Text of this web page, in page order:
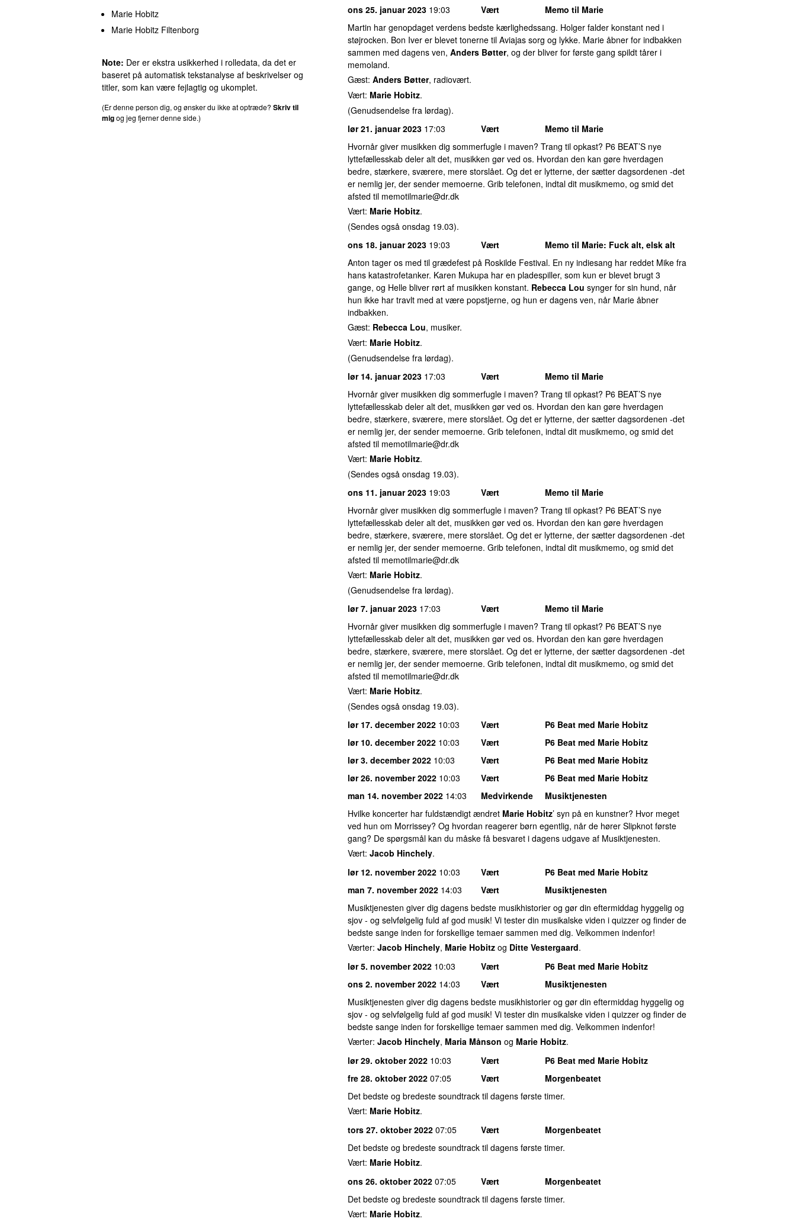
Marie Hobitz
Marie Hobitz Filtenborg
Note: Der er ekstra usikkerhed i rolledata, da det er
baseret på automatisk tekstanalyse af beskrivelser og
titler, som kan være fejlagtig og ukomplet.
(Er denne person dig, og ønsker du ikke at optræde? Skriv til
migog jeg fjerner denne side.)
ons 25. januar 2023 19:03 Vært
Memo til Marie
Martin har genopdaget verdens bedste kærlighedssang. Holger falder konstant ned i
støjrocken. Bon Iver er blevet tonerne til Aviajas sorg og lykke. Marie åbner for indbakken
sammen med dagens ven, Anders Bøtter, og der bliver for første gang spildt tårer i
memoland.
Gæst: Anders Bøtter, radiovært.
Vært: Marie Hobitz.
(Genudsendelse fra lørdag).
lør 21. januar 2023 17:03 Vært
Memo til Marie
Hvornår giver musikken dig sommerfugle i maven? Trang til opkast? P6 BEAT’S nye
lyttefællesskab deler alt det, musikken gør ved os. Hvordan den kan gøre hverdagen
bedre, stærkere, sværere, mere storslået. Og det er lytterne, der sætter dagsordenen -det
er nemlig jer, der sender memoerne. Grib telefonen, indtal dit musikmemo, og smid det
afsted til memotilmarie@dr.dk
Vært: Marie Hobitz.
(Sendes også onsdag 19.03).
ons 18. januar 2023 19:03 Vært Memo til Marie: Fuck alt, elsk alt
Anton tager os med til grædefest på Roskilde Festival. En ny indiesang har reddet Mike fra
hans katastrofetanker. Karen Mukupa har en pladespiller, som kun er blevet brugt 3
gange, og Helle bliver rørt af musikken konstant. Rebecca Lou synger for sin hund, når
hun ikke har travlt med at være popstjerne, og hun er dagens ven, når Marie åbner
indbakken.
Gæst: Rebecca Lou, musiker.
Vært: Marie Hobitz.
(Genudsendelse fra lørdag).
lør 14. januar 2023 17:03 Vært
Memo til Marie
Hvornår giver musikken dig sommerfugle i maven? Trang til opkast? P6 BEAT’S nye
lyttefællesskab deler alt det, musikken gør ved os. Hvordan den kan gøre hverdagen
bedre, stærkere, sværere, mere storslået. Og det er lytterne, der sætter dagsordenen -det
er nemlig jer, der sender memoerne. Grib telefonen, indtal dit musikmemo, og smid det
afsted til memotilmarie@dr.dk
Vært: Marie Hobitz.
(Sendes også onsdag 19.03).
ons 11. januar 2023 19:03 Vært
Memo til Marie
Hvornår giver musikken dig sommerfugle i maven? Trang til opkast? P6 BEAT’S nye
lyttefællesskab deler alt det, musikken gør ved os. Hvordan den kan gøre hverdagen
bedre, stærkere, sværere, mere storslået. Og det er lytterne, der sætter dagsordenen -det
er nemlig jer, der sender memoerne. Grib telefonen, indtal dit musikmemo, og smid det
afsted til memotilmarie@dr.dk
Vært: Marie Hobitz.
(Genudsendelse fra lørdag).
lør 7. januar 2023 17:03 Vært
Memo til Marie
Hvornår giver musikken dig sommerfugle i maven? Trang til opkast? P6 BEAT’S nye
lyttefællesskab deler alt det, musikken gør ved os. Hvordan den kan gøre hverdagen
bedre, stærkere, sværere, mere storslået. Og det er lytterne, der sætter dagsordenen -det
er nemlig jer, der sender memoerne. Grib telefonen, indtal dit musikmemo, og smid det
afsted til memotilmarie@dr.dk
Vært: Marie Hobitz.
(Sendes også onsdag 19.03).
lør 17. december 2022 10:03 Vært
P6 Beat med Marie Hobitz
lør 10. december 2022 10:03 Vært
P6 Beat med Marie Hobitz
lør 3. december 2022 10:03 Vært
P6 Beat med Marie Hobitz
lør 26. november 2022 10:03 Vært
P6 Beat med Marie Hobitz
man 14. november 2022 14:03 Medvirkende
Musiktjenesten
Hvilke koncerter har fuldstændigt ændret Marie Hobitz’ syn på en kunstner? Hvor meget
ved hun om Morrissey? Og hvordan reagerer børn egentlig, når de hører Slipknot første
gang? De spørgsmål kan du måske få besvaret i dagens udgave af Musiktjenesten.
Vært: Jacob Hinchely.
lør 12. november 2022 10:03 Vært
P6 Beat med Marie Hobitz
man 7. november 2022 14:03 Vært
Musiktjenesten
Musiktjenesten giver dig dagens bedste musikhistorier og gør din eftermiddag hyggelig og
sjov - og selvfølgelig fuld af god musik! Vi tester din musikalske viden i quizzer og finder de
bedste sange inden for forskellige temaer sammen med dig. Velkommen indenfor!
Værter: Jacob Hinchely, Marie Hobitz og Ditte Vestergaard.
lør 5. november 2022 10:03 Vært
P6 Beat med Marie Hobitz
ons 2. november 2022 14:03 Vært
Musiktjenesten
Musiktjenesten giver dig dagens bedste musikhistorier og gør din eftermiddag hyggelig og
sjov - og selvfølgelig fuld af god musik! Vi tester din musikalske viden i quizzer og finder de
bedste sange inden for forskellige temaer sammen med dig. Velkommen indenfor!
Værter: Jacob Hinchely, Maria Månson og Marie Hobitz.
lør 29. oktober 2022 10:03 Vært
P6 Beat med Marie Hobitz
fre 28. oktober 2022 07:05 Vært
Morgenbeatet
Det bedste og bredeste soundtrack til dagens første timer.
Vært: Marie Hobitz.
tors 27. oktober 2022 07:05 Vært
Morgenbeatet
Det bedste og bredeste soundtrack til dagens første timer.
Vært: Marie Hobitz.
ons 26. oktober 2022 07:05 Vært
Morgenbeatet
Det bedste og bredeste soundtrack til dagens første timer.
Vært: Marie Hobitz.